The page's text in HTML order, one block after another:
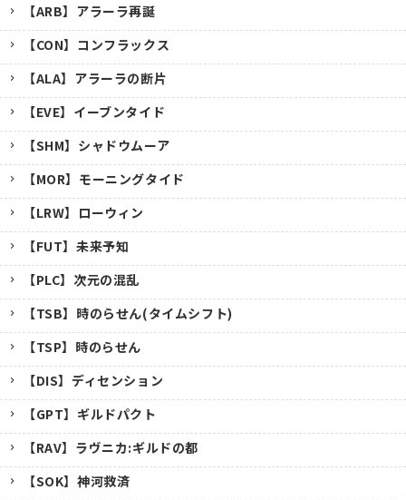
【ARB】アラーラ再誕
【CON】コンフラックス
【ALA】アラーラの断片
【EVE】イーブンタイド
【SHM】シャドウムーア
【MOR】モーニングタイド
【LRW】ローウィン
【FUT】未来予知
【PLC】次元の混乱
【TSB】時のらせん(タイムシフト)
【TSP】時のらせん
【DIS】ディセンション
【GPT】ギルドパクト
【RAV】ラヴニカ:ギルドの都
【SOK】神河救済